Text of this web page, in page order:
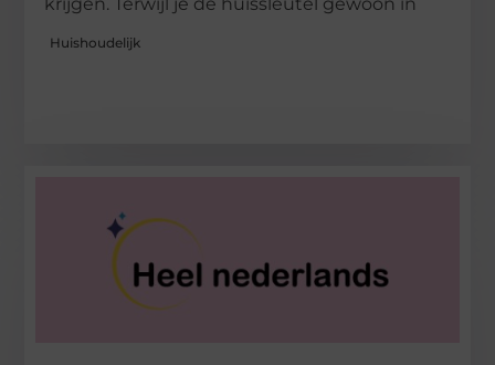
Huishoudelijk